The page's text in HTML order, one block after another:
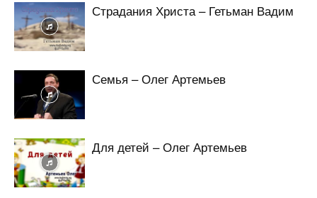
Страдания Христа – Гетьман Вадим
Семья – Олег Артемьев
Для детей – Олег Артемьев